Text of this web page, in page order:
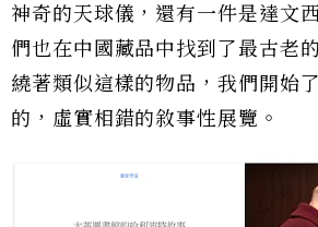
神奇的天球儀，還有一件是達文
們也在中國藏品中找到了最古老
繞著類似這樣的物品，我們開始
的，虛實相錯的敘事性展覽。